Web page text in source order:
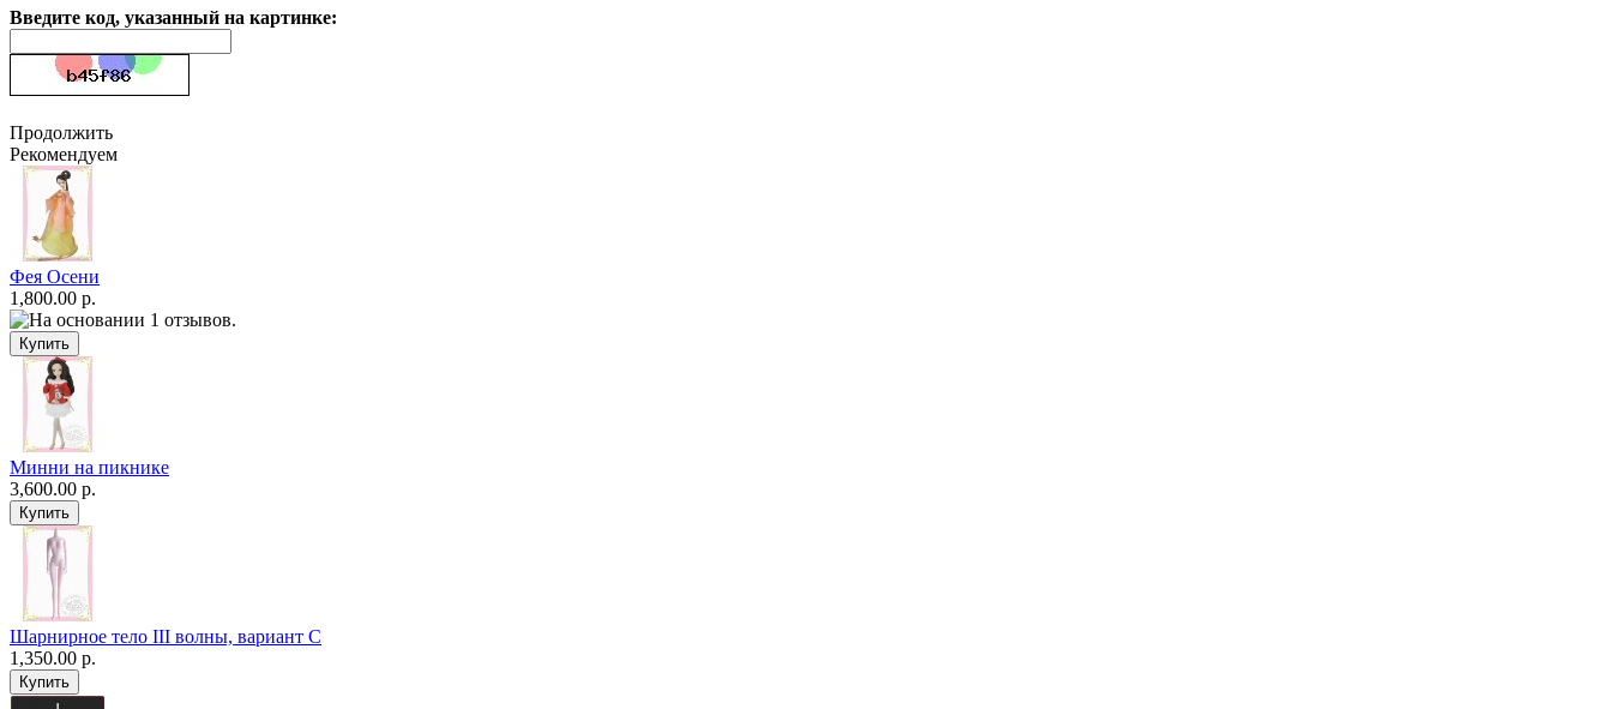
Введите код, указанный на картинке:
Продолжить
Рекомендуем
Фея Осени
1,800.00 р.
Минни на пикнике
3,600.00 р.
Шарнирное тело III волны, вариант C
1,350.00 р.